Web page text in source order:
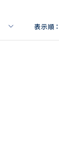
表示順：